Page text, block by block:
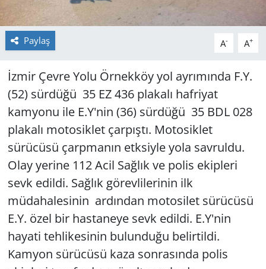
Paylaş A- A+
İzmir Çevre Yolu Örnekköy yol ayrımında F.Y.
(52) sürdüğü 35 EZ 436 plakalı hafriyat
kamyonu ile E.Y'nin (36) sürdüğü 35 BDL 028
plakalı motosiklet çarpıştı. Motosiklet
sürücüsü çarpmanın etksiyle yola savruldu.
Olay yerine 112 Acil Sağlık ve polis ekipleri
sevk edildi. Sağlık görevlilerinin ilk
müdahalesinin ardından motosilet sürücüsü
E.Y. özel bir hastaneye sevk edildi. E.Y'nin
hayati tehlikesinin bulunduğu belirtildi.
Kamyon sürücüsü kaza sonrasında polis